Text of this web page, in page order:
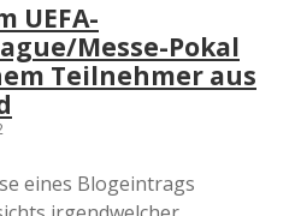
UEFA-
Messe-Pokal
Teilnehmer aus
eines Blogeintrags